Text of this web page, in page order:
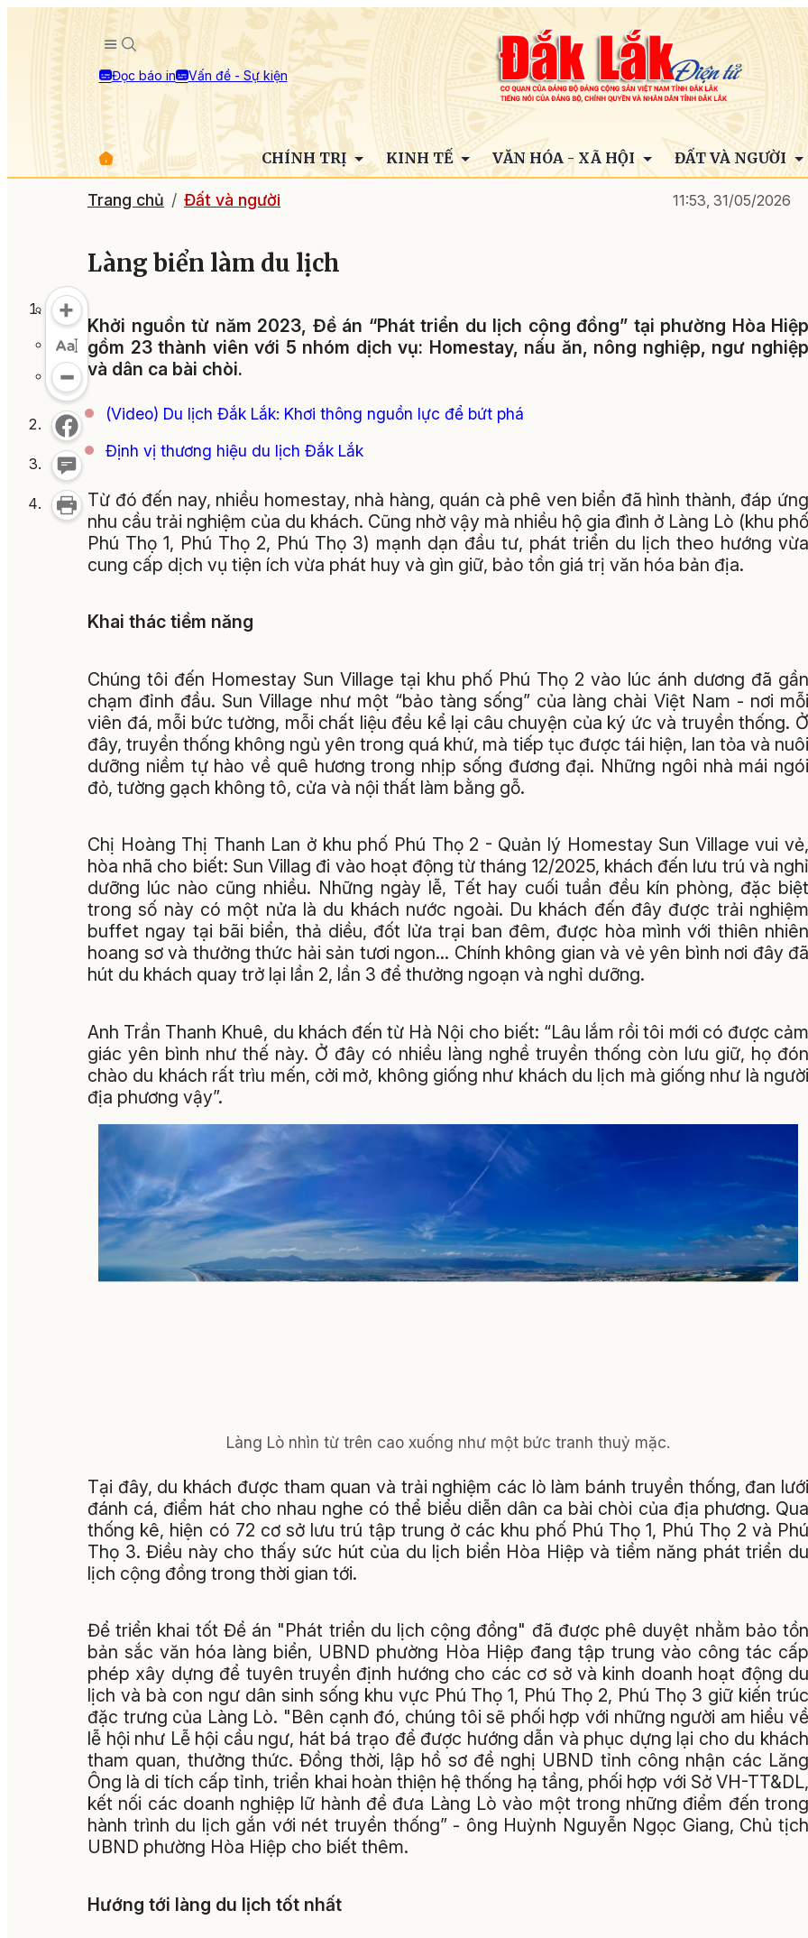
Đọc báo in Vấn đề - Sự kiện
CHÍNH TRỊ KINH TẾ VĂN HÓA - XÃ HỘI ĐẤT VÀ NGƯỜI
Trang chủ Đất và người 11:53, 31/05/2026
Làng biển làm du lịch
Khởi nguồn từ năm 2023, Đề án “Phát triển du lịch cộng đồng” tại phường Hòa Hiệp
gồm 23 thành viên với 5 nhóm dịch vụ: Homestay, nấu ăn, nông nghiệp, ngư nghiệp
và dân ca bài chòi.
(Video) Du lịch Đắk Lắk: Khơi thông nguồn lực để bứt phá
Định vị thương hiệu du lịch Đắk Lắk
Từ đó đến nay, nhiều homestay, nhà hàng, quán cà phê ven biển đã hình thành, đáp ứng
nhu cầu trải nghiệm của du khách. Cũng nhờ vậy mà nhiều hộ gia đình ở Làng Lò (khu phố
Phú Thọ 1, Phú Thọ 2, Phú Thọ 3) mạnh dạn đầu tư, phát triển du lịch theo hướng vừa
cung cấp dịch vụ tiện ích vừa phát huy và gìn giữ, bảo tồn giá trị văn hóa bản địa.
Khai thác tiềm năng
Chúng tôi đến Homestay Sun Village tại khu phố Phú Thọ 2 vào lúc ánh dương đã gần
chạm đỉnh đầu. Sun Village như một “bảo tàng sống” của làng chài Việt Nam - nơi mỗi
viên đá, mỗi bức tường, mỗi chất liệu đều kể lại câu chuyện của ký ức và truyền thống. Ở
đây, truyền thống không ngủ yên trong quá khứ, mà tiếp tục được tái hiện, lan tỏa và nuôi
dưỡng niềm tự hào về quê hương trong nhịp sống đương đại. Những ngôi nhà mái ngói
đỏ, tường gạch không tô, cửa và nội thất làm bằng gỗ.
Chị Hoàng Thị Thanh Lan ở khu phố Phú Thọ 2 - Quản lý Homestay Sun Village vui vẻ,
hòa nhã cho biết: Sun Villag đi vào hoạt động từ tháng 12/2025, khách đến lưu trú và nghỉ
dưỡng lúc nào cũng nhiều. Những ngày lễ, Tết hay cuối tuần đều kín phòng, đặc biệt
trong số này có một nửa là du khách nước ngoài. Du khách đến đây được trải nghiệm
buffet ngay tại bãi biển, thả diều, đốt lửa trại ban đêm, được hòa mình với thiên nhiên
hoang sơ và thưởng thức hải sản tươi ngon... Chính không gian và vẻ yên bình nơi đây đã
hút du khách quay trở lại lần 2, lần 3 để thưởng ngoạn và nghỉ dưỡng.
Anh Trần Thanh Khuê, du khách đến từ Hà Nội cho biết: “Lâu lắm rồi tôi mới có được cảm
giác yên bình như thế này. Ở đây có nhiều làng nghề truyền thống còn lưu giữ, họ đón
chào du khách rất trìu mến, cởi mở, không giống như khách du lịch mà giống như là người
địa phương vậy”.
Làng Lò nhìn từ trên cao xuống như một bức tranh thuỷ mặc.
Tại đây, du khách được tham quan và trải nghiệm các lò làm bánh truyền thống, đan lưới
đánh cá, điểm hát cho nhau nghe có thể biểu diễn dân ca bài chòi của địa phương. Qua
thống kê, hiện có 72 cơ sở lưu trú tập trung ở các khu phố Phú Thọ 1, Phú Thọ 2 và Phú
Thọ 3. Điều này cho thấy sức hút của du lịch biển Hòa Hiệp và tiềm năng phát triển du
lịch cộng đồng trong thời gian tới.
Để triển khai tốt Đề án "Phát triển du lịch cộng đồng" đã được phê duyệt nhằm bảo tồn
bản sắc văn hóa làng biển, UBND phường Hòa Hiệp đang tập trung vào công tác cấp
phép xây dựng để tuyên truyền định hướng cho các cơ sở và kinh doanh hoạt động du
lịch và bà con ngư dân sinh sống khu vực Phú Thọ 1, Phú Thọ 2, Phú Thọ 3 giữ kiến trúc
đặc trưng của Làng Lò. "Bên cạnh đó, chúng tôi sẽ phối hợp với những người am hiểu về
lễ hội như Lễ hội cầu ngư, hát bá trạo để được hướng dẫn và phục dựng lại cho du khách
tham quan, thưởng thức. Đồng thời, lập hồ sơ đề nghị UBND tỉnh công nhận các Lăng
Ông là di tích cấp tỉnh, triển khai hoàn thiện hệ thống hạ tầng, phối hợp với Sở VH-TT&DL,
kết nối các doanh nghiệp lữ hành để đưa Làng Lò vào một trong những điểm đến trong
hành trình du lịch gắn với nét truyền thống” - ông Huỳnh Nguyễn Ngọc Giang, Chủ tịch
UBND phường Hòa Hiệp cho biết thêm.
Hướng tới làng du lịch tốt nhất